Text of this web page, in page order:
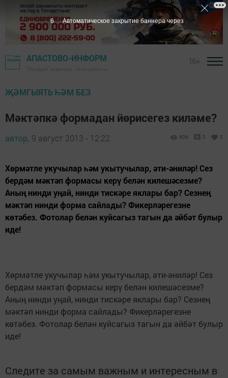
АПАСТОВО-ИНФОРМ
ҖӘМГЫЯТЬ ҺӘМ БЕЗ
Мәктәпкә формадан йөрисегез киләме?
автор, 9 август 2013 - 12:22 606 0 0
Хөрмәтле укучылар һәм укытучылар, әти-әниләр! Сез
бердәм мәктәп формасы керү белән килешәсезме?
Аның нинди уңай, нинди тискәре яклары бар? Сезнең
мәктәп нинди форма сайлады? Фикерләрегезне
көтәбез. Фотолар белән куйсагыз тагын да әйбәт булыр
иде!
Хөрмәтле укучылар һәм укытучылар, әти-әниләр! Сез
бердәм мәктәп формасы керү белән килешәсезме?
Аның нинди уңай, нинди тискәре яклары бар? Сезнең
мәктәп нинди форма сайлады? Фикерләрегезне
көтәбез. Фотолар белән куйсагыз тагын да әйбәт булыр
иде!
Следите за самым важным и интересным в
5 Автоматическое закрытие баннера через